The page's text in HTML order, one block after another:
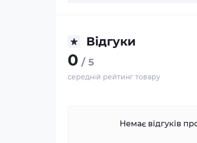
Відгуки
0 / 5
середній рейтинг товару
Немає відгуків